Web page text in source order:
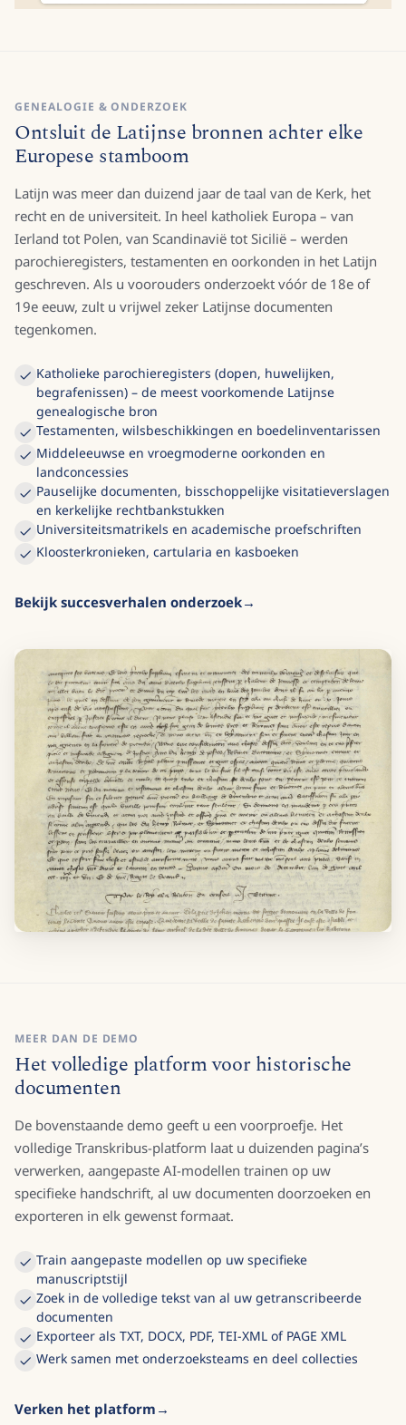
GENEALOGIE & ONDERZOEK
Ontsluit de Latijnse bronnen achter elke
Europese stamboom
Latijn was meer dan duizend jaar de taal van de Kerk, het
recht en de universiteit. In heel katholiek Europa – van
Ierland tot Polen, van Scandinavië tot Sicilië – werden
parochieregisters, testamenten en oorkonden in het Latijn
geschreven. Als u voorouders onderzoekt vóór de 18e of
19e eeuw, zult u vrijwel zeker Latijnse documenten
tegenkomen.
Katholieke parochieregisters (dopen, huwelijken,
begrafenissen) – de meest voorkomende Latijnse
genealogische bron
Testamenten, wilsbeschikkingen en boedelinventarissen
Middeleeuwse en vroegmoderne oorkonden en
landconcessies
Pauselijke documenten, bisschoppelijke visitatieverslagen
en kerkelijke rechtbankstukken
Universiteitsmatrikels en academische proefschriften
Kloosterkronieken, cartularia en kasboeken
Bekijk succesverhalen onderzoek
MEER DAN DE DEMO
Het volledige platform voor historische
documenten
De bovenstaande demo geeft u een voorproefje. Het
volledige Transkribus-platform laat u duizenden pagina’s
verwerken, aangepaste AI-modellen trainen op uw
specifieke handschrift, al uw documenten doorzoeken en
exporteren in elk gewenst formaat.
Train aangepaste modellen op uw specifieke
manuscriptstijl
Zoek in de volledige tekst van al uw getranscribeerde
documenten
Exporteer als TXT, DOCX, PDF, TEI-XML of PAGE XML
Werk samen met onderzoeksteams en deel collecties
Verken het platform